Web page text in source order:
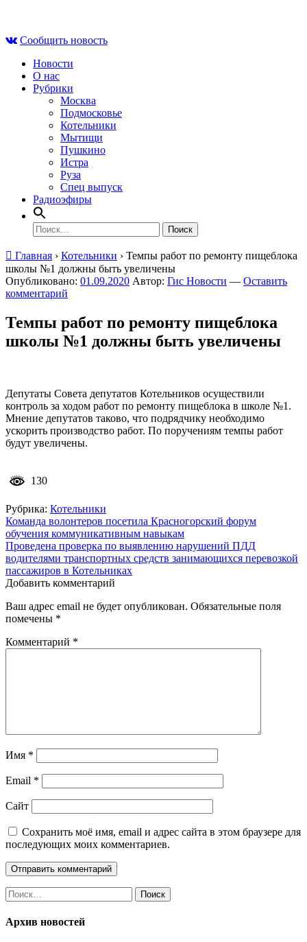
contentСообщить новость
Новости
О нас
Рубрики
Москва
Подмосковье
Котельники
Мытищи
Пушкино
Истра
Руза
Спец выпуск
Радиоэфиры
Найти:
Главная › Котельники › Темпы работ по ремонту пищеблока
школы №1 должны быть увеличены
Опубликовано: 01.09.2020 Автор: Гис Новости — Оставить
комментарий
Темпы работ по ремонту пищеблока
школы №1 должны быть увеличены
Депутаты Совета депутатов Котельников осуществили
контроль за ходом работ по ремонту пищеблока в школе №1.
Мнение депутатов таково, что подрядчику необходимо
ускорить производство работ. По поручениям темпы работ
будут увеличены.
130
Рубрика: Котельники
Навигация
по
записям
Команда волонтеров посетила Красногорский форум
обучения коммуникативным навыкам
Проведена проверка по выявлению нарушений ПДД
водителями транспортных средств занимающихся перевозкой
пассажиров в Котельниках
Добавить комментарий
Ваш адрес email не будет опубликован. Обязательные поля
помечены *
Комментарий *
Имя *
Email *
Сайт
Сохранить моё имя, email и адрес сайта в этом браузере для
последующих моих комментариев.
Найти:
Архив новостей